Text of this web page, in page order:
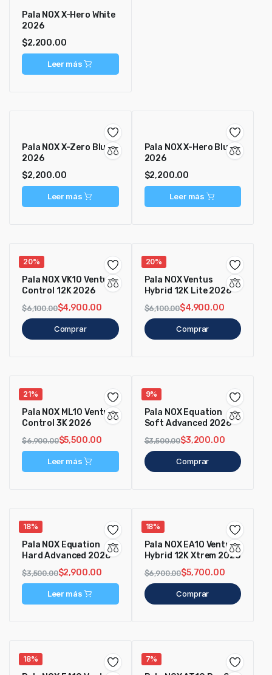
Pala NOX X-Hero White
2026
$2,200.00
Leer más
Pala NOX X-Zero Blue
2026
$2,200.00
Leer más
Pala NOX X-Hero Blue
2026
$2,200.00
Leer más
20%
Pala NOX VK10 Ventus
Control 12K 2026
$6,100.00$4,900.00
Comprar
20%
Pala NOX Ventus
Hybrid 12K Lite 2026
$6,100.00$4,900.00
Comprar
21%
Pala NOX ML10 Ventus
Control 3K 2026
$6,900.00$5,500.00
Leer más
9%
Pala NOX Equation
Soft Advanced 2026
$3,500.00$3,200.00
Comprar
18%
Pala NOX Equation
Hard Advanced 2026
$3,500.00$2,900.00
Leer más
18%
Pala NOX EA10 Ventus
Hybrid 12K Xtrem 2026
$6,900.00$5,700.00
Comprar
18% 7%